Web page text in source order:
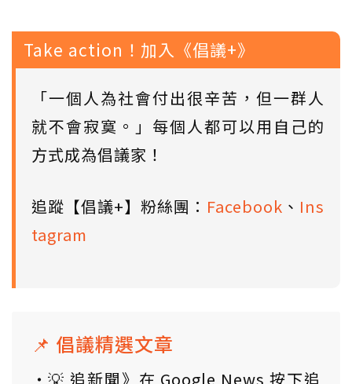
Take action！加入《倡議+》
「一個人為社會付出很辛苦，但一群人
就不會寂寞。」每個人都可以用自己的
方式成為倡議家！
追蹤【倡議+】粉絲團： Facebook 、 Ins
tagram
📌 倡議精選文章
💡 追新聞》在 Google News 按下追